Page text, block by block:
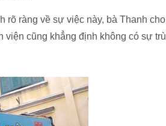
rõ ràng về sự việc này, bà Thanh cho
viện cũng khẳng định không có sự trù